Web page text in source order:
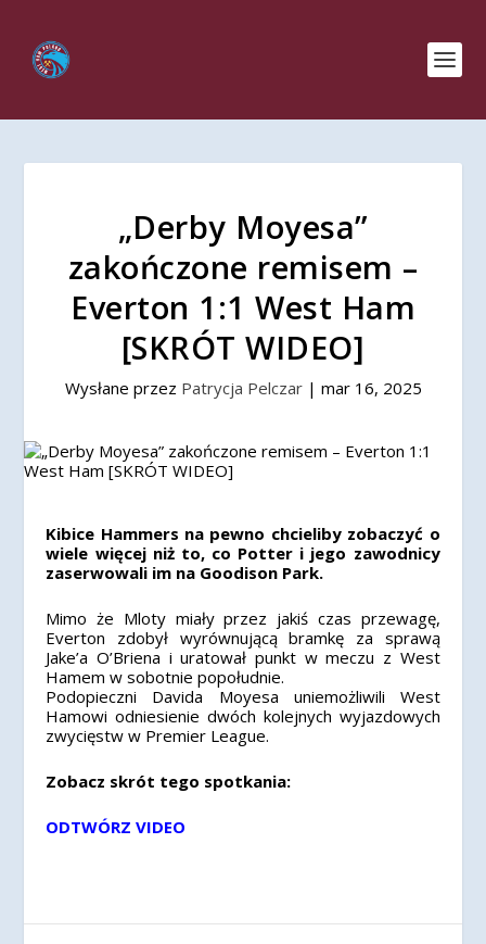
„Derby Moyesa”
zakończone remisem –
Everton 1:1 West Ham
[SKRÓT WIDEO]
Wysłane przez Patrycja Pelczar| mar 16, 2025
Kibice Hammers na pewno chcieliby zobaczyć o
wiele więcej niż to, co Potter i jego zawodnicy
zaserwowali im na Goodison Park.
Mimo że Mloty miały przez jakiś czas przewagę,
Everton zdobył wyrównującą bramkę za sprawą
Jake’a O’Briena i uratował punkt w meczu z West
Hamem w sobotnie popołudnie.
Podopieczni Davida Moyesa uniemożliwili West
Hamowi odniesienie dwóch kolejnych wyjazdowych
zwycięstw w Premier League.
Zobacz skrót tego spotkania:
ODTWÓRZ VIDEO